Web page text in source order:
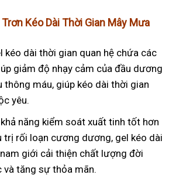
Trơn Kéo Dài Thời Gian Mây Mưa
kéo dài thời gian quan hệ chứa các
giảm độ nhạy cảm của đầu dương
thông máu, giúp kéo dài thời gian
yêu.
năng kiểm soát xuất tinh tốt hơn
trị rối loạn cương dương, gel kéo dài
giới cải thiện chất lượng đời
và tăng sự thỏa mãn.